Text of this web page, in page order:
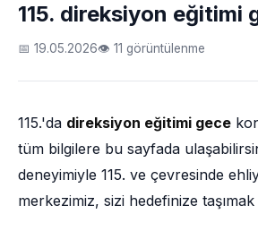
115. direksiyon eğitimi
📅 19.05.2026👁 11 görüntülenme
115.'da direksiyon eğitimi gece
tüm bilgilere bu sayfada
deneyimiyle 115. ve çevresinde
merkezimiz, sizi hedefinize taşımak